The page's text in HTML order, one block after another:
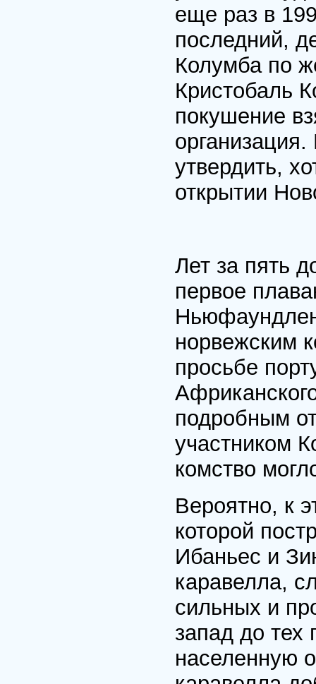
еще раз в
последний,
Колумба по
Кристобаль
покушение
утвердить,
открытии
Лет за пять
первое
норвежским
просьбе
подробным
участником
комство
Вероятно, к
которой
Ибаньес и
каравелла,
сильных и
за­пад до тех
населенную